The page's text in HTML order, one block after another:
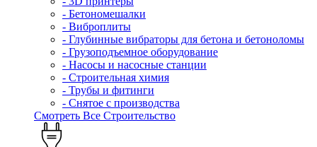
- Бетономешалки
- Виброплиты
- Глубинные вибраторы для бетона и бетоноломы
- Грузоподъемное оборудование
- Насосы и насосные станции
- Строительная химия
- Трубы и фитинги
- Снятое с производства
Смотреть Все Строительство